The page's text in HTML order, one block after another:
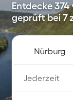
Entdecke
geprüft bei 7
Jederzeit